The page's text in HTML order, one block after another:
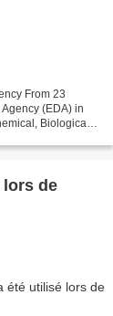
From 23
(EDA) in
Biological,
lors de